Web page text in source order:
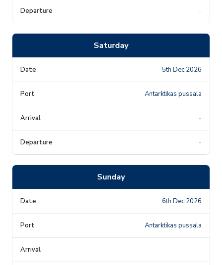
-
Saturday
5th Dec 2026
Antarktikas pussala
-
-
Sunday
6th Dec 2026
Antarktikas pussala
-